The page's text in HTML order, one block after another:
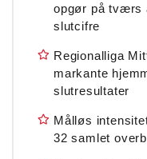
opgør på tværs
slutcifre
Regionalliga
markante
slutresultater
Målløs
32 samlet